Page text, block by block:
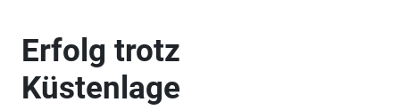
Erfolg trotz
Küstenlage